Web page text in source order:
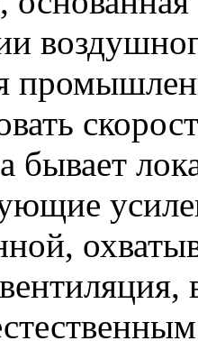
бывает
,